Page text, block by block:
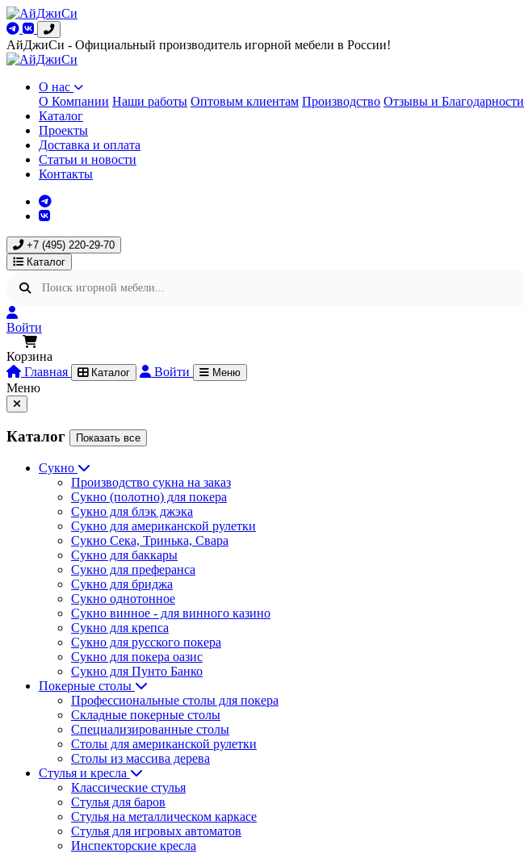
АйДжиСи - Официальный производитель игорной мебели в России!
О нас
О Компании Наши работы Оптовым клиентам Производство Отзывы и Благодарности
Каталог
Проекты
Доставка и оплата
Статьи и новости
Контакты
+7 (495) 220-29-70
Каталог
Войти
Корзина
Главная
Каталог Войти Меню
Меню
Каталог Показать все
Сукно
Производство сукна на заказ
Сукно (полотно) для покера
Сукно для блэк джэка
Сукно для американской рулетки
Сукно Сека, Тринька, Свара
Сукно для баккары
Сукно для преферанса
Сукно для бриджа
Сукно однотонное
Сукно винное - для винного казино
Сукно для крепса
Сукно для русского покера
Сукно для покера оазис
Сукно для Пунто Банко
Покерные столы
Профессиональные столы для покера
Складные покерные столы
Специализированные столы
Столы для американской рулетки
Столы из массива дерева
Стулья и кресла
Классические стулья
Стулья для баров
Стулья на металлическом каркасе
Стулья для игровых автоматов
Инспекторские кресла